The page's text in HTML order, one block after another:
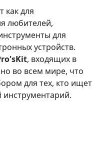
как для
любителей,
для
устройств.
, входящих в
во всем мире, что
для тех, кто ищет